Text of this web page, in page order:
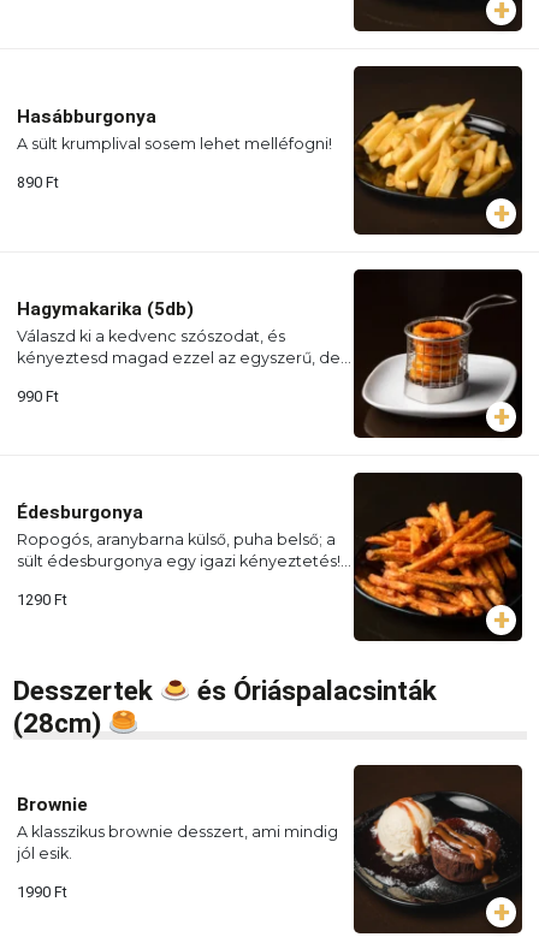
Hasábburgonya
A sült krumplival sosem lehet melléfogni!
890 Ft
Hagymakarika (5db)
Válaszd ki a kedvenc szószodat, és
kényeztesd magad ezzel az egyszerű, de
990 Ft
Édesburgonya
Ropogós, aranybarna külső, puha belső; a
sült édesburgonya egy igazi kényeztetés!
1290 Ft
Desszertek
és Óriáspalacsinták
(28cm)
Brownie
A klasszikus brownie desszert, ami mindig
jól esik.
1990 Ft